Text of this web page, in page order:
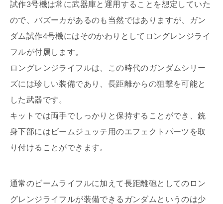
試作3号機は常に武器庫と運用することを想定していた
ので、バズーカがあるのも当然ではありますが、ガン
ダム試作4号機にはそのかわりとしてロングレンジライ
フルが付属します。
ロングレンジライフルは、この時代のガンダムシリー
ズには珍しい装備であり、長距離からの狙撃を可能と
した武器です。
キットでは両手でしっかりと保持することができ、銃
身下部にはビームジュッテ用のエフェクトパーツを取
り付けることができます。
通常のビームライフルに加えて長距離砲としてのロン
グレンジライフルが装備できるガンダムというのは少